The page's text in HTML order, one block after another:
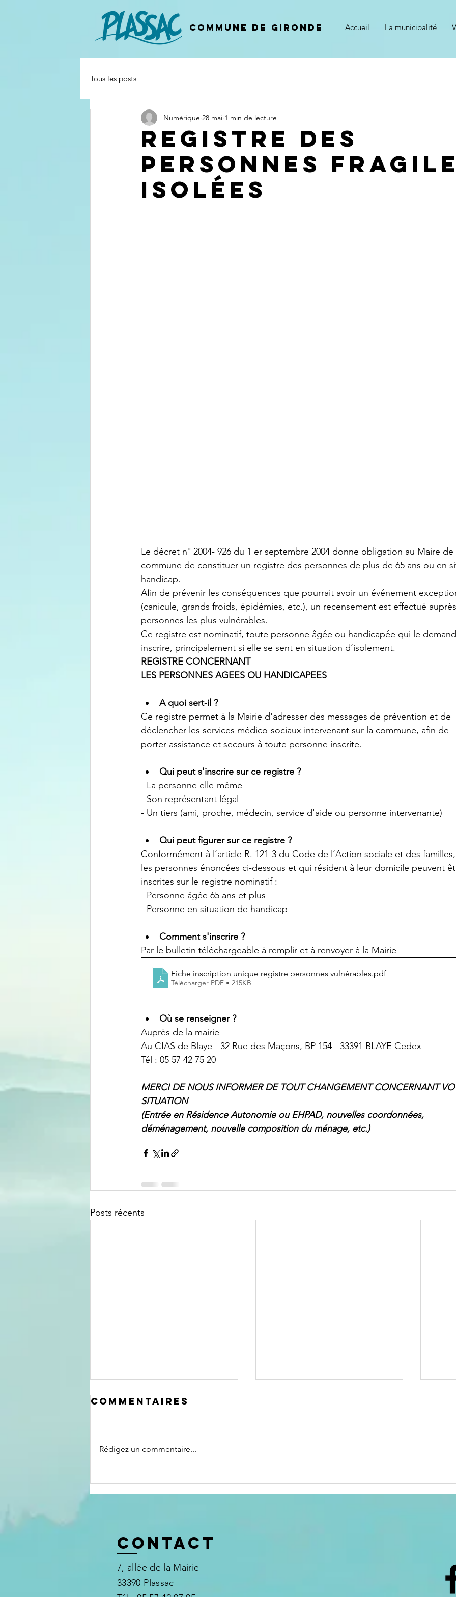
Commune de gironde Accueil La municipalité
Tous les posts
Registre des
personnes
isolées
Numérique 28 mai 1 min de lecture
Le décret n° 2004- 926 du 1 er septembre 2004 donne obligation au Maire
commune de constituer un registre des personnes de plus de 65 ans ou en
handicap.
Afin de prévenir les conséquences que pourrait avoir un événement
(canicule, grands froids, épidémies, etc.), un recensement est effectué
personnes les plus vulnérables.
Ce registre est nominatif, toute personne âgée ou handicapée qui le
inscrire, principalement si elle se sent en situation d’isolement.
REGISTRE CONCERNANT
LES PERSONNES AGEES OU HANDICAPEES
A quoi sert-il ?
Ce registre permet à la Mairie d'adresser des messages de prévention et de
déclencher les services médico-sociaux intervenant sur la commune, afin de
porter assistance et secours à toute personne inscrite.
Qui peut s'inscrire sur ce registre ?
- La personne elle-même
- Son représentant légal
- Un tiers (ami, proche, médecin, service d'aide ou personne intervenante)
Qui peut figurer sur ce registre ?
Conformément à l’article R. 121-3 du Code de l’Action sociale et des familles,
les personnes énoncées ci-dessous et qui résident à leur domicile peuvent
inscrites sur le registre nominatif :
- Personne âgée 65 ans et plus
- Personne en situation de handicap
Comment s'inscrire ?
Par le bulletin téléchargeable à remplir et à renvoyer à la Mairie
Fiche inscription unique registre personnes vulnérables.pdf
Télécharger PDF • 215KB
Où se renseigner ?
Auprès de la mairie
Au CIAS de Blaye - 32 Rue des Maçons, BP 154 - 33391 BLAYE Cedex
Tél : 05 57 42 75 20
MERCI DE NOUS INFORMER DE TOUT CHANGEMENT CONCERNANT
SITUATION
(Entrée en Résidence Autonomie ou EHPAD, nouvelles coordonnées,
déménagement, nouvelle composition du ménage, etc.)
Posts récents
Formation
sensibilisation
ACTIV'ÉTÉ :
sélection des
Commentaires
Rédigez un commentaire...
Contact
7, allée de la Mairie
33390 Plassac